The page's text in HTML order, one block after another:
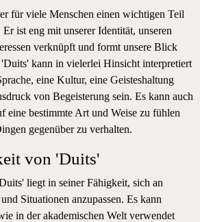
für viele Menschen einen wichtigen Teil
ist eng mit unserer Identität, unseren
verknüpft und formt unsere Blick
kann in vielerlei Hinsicht interpretiert
eine Kultur, eine Geisteshaltung
von Begeisterung sein. Es kann auch
eine bestimmte Art und Weise zu fühlen
gegenüber zu verhalten.
von 'Duits'
liegt in seiner Fähigkeit, sich an
Situationen anzupassen. Es kann
in der akademischen Welt verwendet